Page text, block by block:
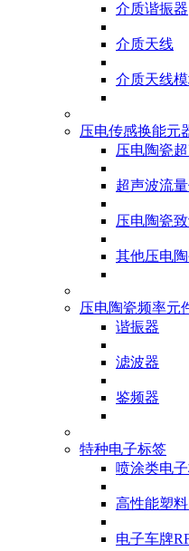
介质谐振器
介质天线
介质天线
压电传感换能元
压电陶瓷
超声波流
压电陶瓷
其他压电
压电陶瓷频率元
谐振器
滤波器
鉴频器
特种电子标签
喷涂类电
高性能塑
电子车牌